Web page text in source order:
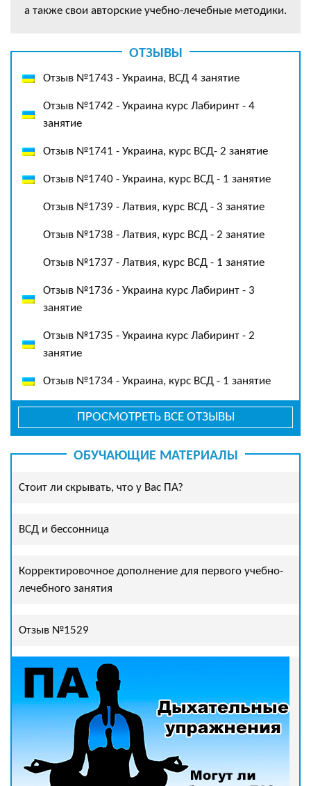
а также свои авторские учебно-лечебные методики.
ОТЗЫВЫ
Отзыв №1743 - Украина, ВСД 4 занятие
Отзыв №1742 - Украина курс Лабиринт - 4
занятие
Отзыв №1741 - Украина, курс ВСД- 2 занятие
Отзыв №1740 - Украина, курс ВСД - 1 занятие
Отзыв №1739 - Латвия, курс ВСД - 3 занятие
Отзыв №1738 - Латвия, курс ВСД - 2 занятие
Отзыв №1737 - Латвия, курс ВСД - 1 занятие
Отзыв №1736 - Украина курс Лабиринт - 3
занятие
Отзыв №1735 - Украина курс Лабиринт - 2
занятие
Отзыв №1734 - Украина, курс ВСД - 1 занятие
ПРОСМОТРЕТЬ ВСЕ ОТЗЫВЫ
ОБУЧАЮЩИЕ МАТЕРИАЛЫ
Стоит ли скрывать, что у Вас ПА?
ВСД и бессонница
Корректировочное дополнение для первого учебно-
лечебного занятия
Отзыв №1529